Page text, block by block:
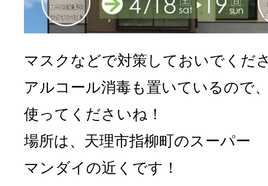
マスクなどで対策しておいでくだ
アルコール消毒も置いているので
使ってくださいね！
場所は、天理市指柳町のスーパー
マンダイの近くです！